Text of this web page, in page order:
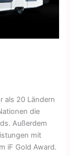
als 20 Ländern
die
Außerdem
mit
iF Gold Award.